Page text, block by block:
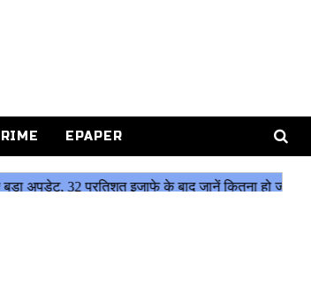
EPAPER